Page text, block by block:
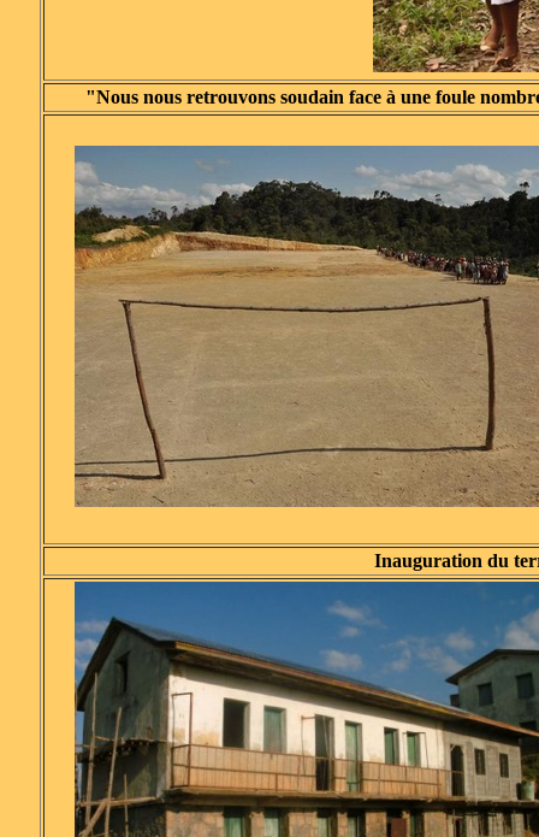
"Nous nous retrouvons soudain face à une foule
Inauguration du